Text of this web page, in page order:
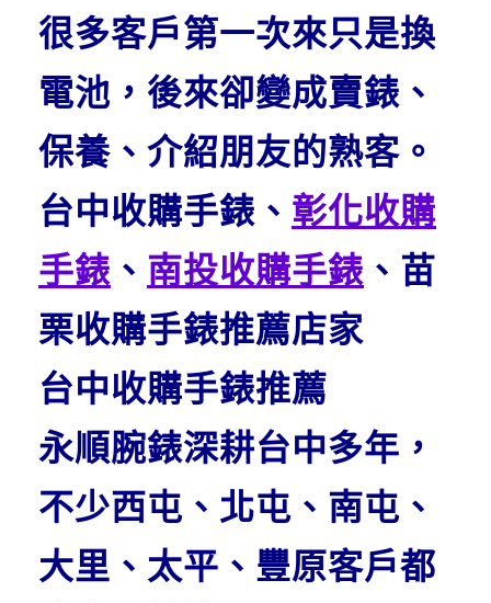
很多客戶第一次來只是換
電池，後來卻變成賣錶、
保養、介紹朋友的熟客。
台中收購手錶、 彰化收購
手錶 、 南投收購手錶 、苗
栗收購手錶推薦店家
台中收購手錶推薦
永順腕錶深耕台中多年，
不少西屯、北屯、南屯、
大里、太平、豐原客戶都